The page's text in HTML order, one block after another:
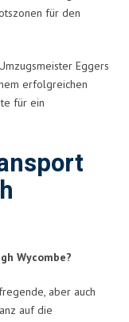
für den
Eggers
erfolgreichen
für ein
Wycombe?
aber auch
auf die